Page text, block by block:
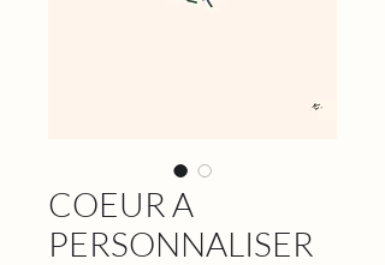
COEUR A
PERSONNALISER